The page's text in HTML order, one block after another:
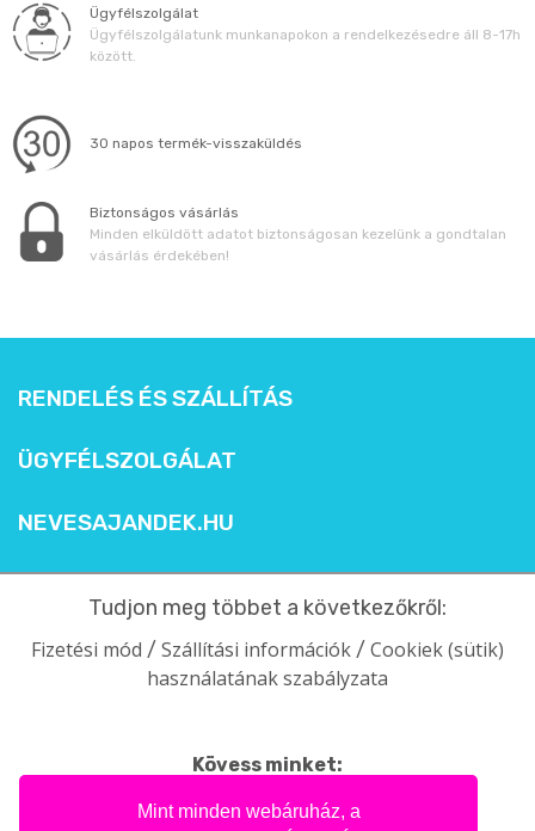
Mint minden webáruház, a
Ügyfélszolgálat
Ügyfélszolgálatunk munkanapokon a rendelkezésedre áll 8-17h
között.
30 napos termék-visszaküldés
Biztonságos vásárlás
Minden elküldött adatot biztonságosan kezelünk a gondtalan
vásárlás érdekében!
RENDELÉS ÉS SZÁLLÍTÁS
ÜGYFÉLSZOLGÁLAT
NEVESAJANDEK.HU
Tudjon meg többet a következőkről:
Fizetési mód / Szállítási információk / Cookiek (sütik)
használatának szabályzata
Kövess minket:
facebook
intagram
pinterest
youtube